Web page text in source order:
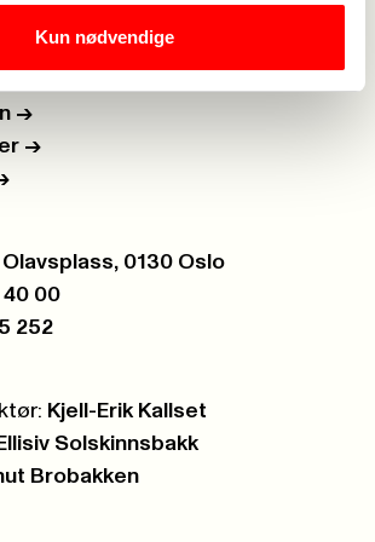
Kun nødvendige
->
->
0130 Oslo
40 00
252
Kjell-Erik Kallset
Ellisiv Solskinnsbakk
Brobakken